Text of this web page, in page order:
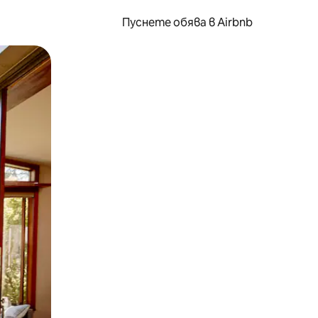
Пуснете обява в Airbnb
или плъзгане.